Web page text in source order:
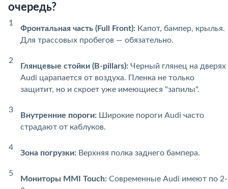
очередь?
Фронтальная часть (Full Front): Капот, бампер, крылья.
Для трассовых пробегов — обязательно.
Глянцевые стойки (B-pillars): Черный глянец на дверях
Audi царапается от воздуха. Пленка не только
защитит, но и скроет уже имеющиеся "запилы".
Внутренние пороги: Широкие пороги Audi часто
страдают от каблуков.
Зона погрузки: Верхняя полка заднего бампера.
Мониторы MMI Touch: Современные Audi имеют по 2-